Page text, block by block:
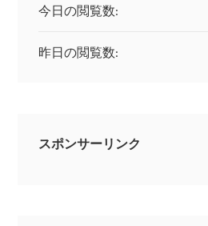
今日の閲覧数:
昨日の閲覧数:
スポンサーリンク